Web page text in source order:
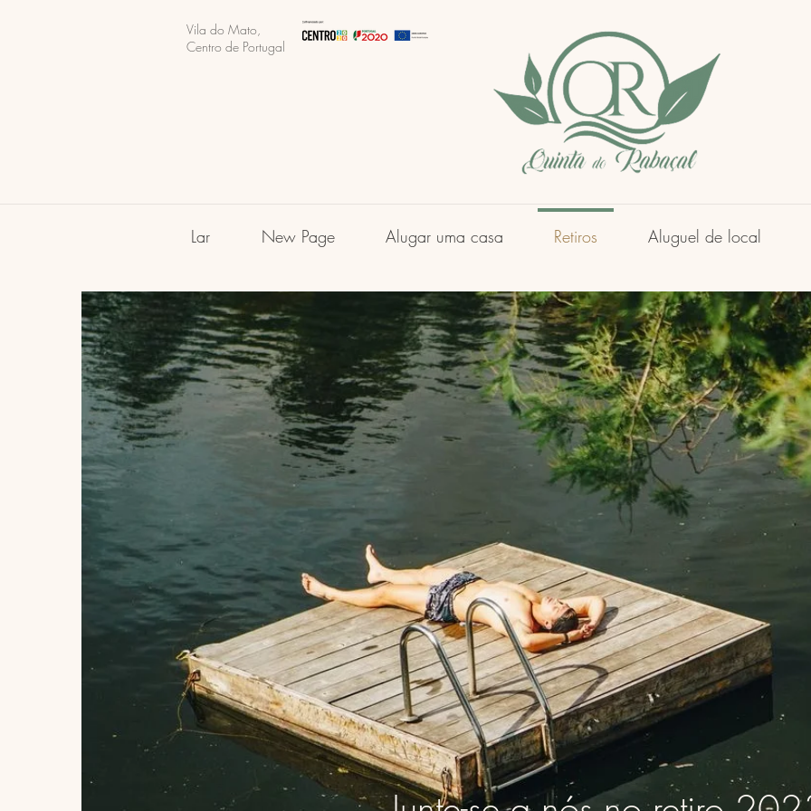
Vila do Mato,
Centro de Portugal
Lar New Page Alugar uma casa Retiros Aluguel de local